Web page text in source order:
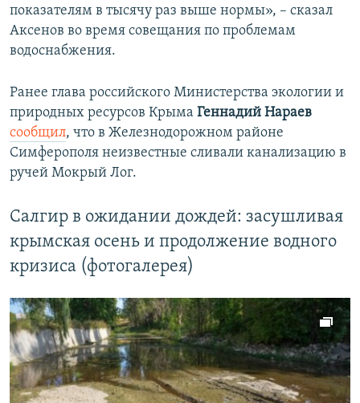
показателям в тысячу раз выше нормы», – сказал
Аксенов во время совещания по проблемам
водоснабжения.
Ранее глава российского Министерства экологии и
природных ресурсов Крыма Геннадий Нараев
сообщил, что в Железнодорожном районе
Симферополя неизвестные сливали канализацию в
ручей Мокрый Лог.
Салгир в ожидании дождей: засушливая
крымская осень и продолжение водного
кризиса (фотогалерея)